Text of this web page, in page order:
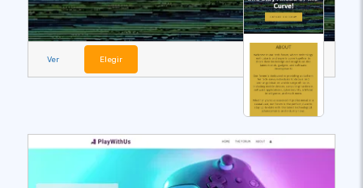
Ver Elegir